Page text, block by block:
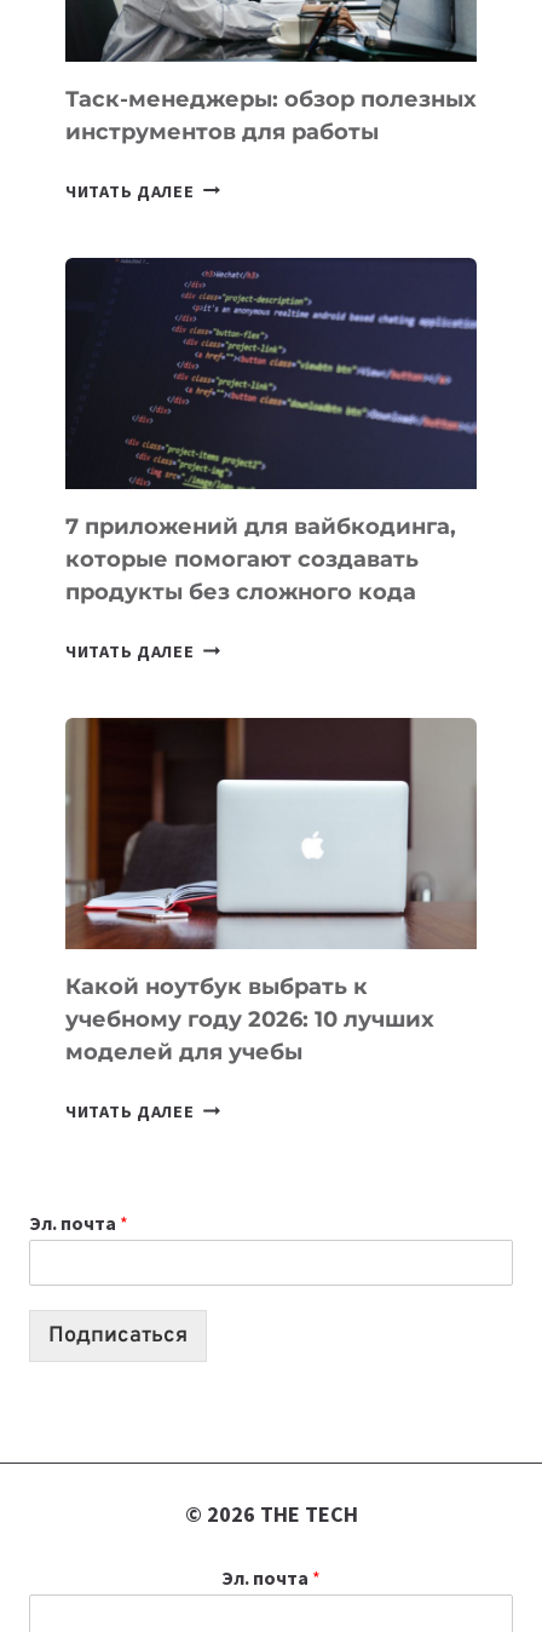
Таск-менеджеры: обзор полезных
инструментов для работы
ЧИТАТЬ ДАЛЕЕ ТАСК-
ПОЛЕЗНЫХ
ИНСТРУМЕНТОВ
ДЛЯ
РАБОТЫ
7 приложений для вайбкодинга,
которые помогают создавать
продукты без сложного кода
ЧИТАТЬ ДАЛЕЕ 7
ПОМОГАЮТ
СОЗДАВАТЬ
БЕЗ
СЛОЖНОГО
КОДА
Какой ноутбук выбрать к
учебному году 2026: 10 лучших
моделей для учебы
ЧИТАТЬ ДАЛЕЕ КАКОЙ
2026:
10
Эл. почта *
Подписаться
© 2026 THE TECH
Эл. почта *